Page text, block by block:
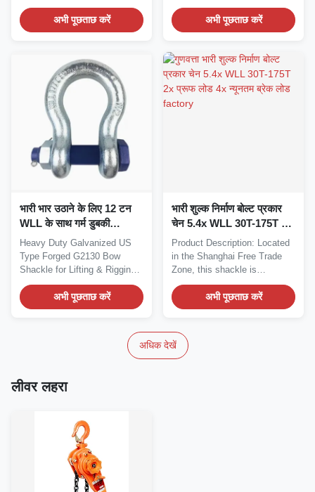
Shackles Product...
अभी पूछताछ करें
Overview...
अभी पूछताछ करें
भारी भार उठाने के लिए 12 टन
WLL के साथ गर्म डुबकी
गैल्वेनाइज्ड यूएस प्रकार G2130
धनुष चेन
Heavy Duty Galvanized US
Type Forged G2130 Bow
Shackle for Lifting & Rigging
Applications...
अभी पूछताछ करें
भारी शुल्क निर्माण बोल्ट प्रकार
चेन 5.4x WLL 30T-175T 2x
प्रूफ लोड 4x न्यूनतम ब्रेक लोड
Product Description: Located
in the Shanghai Free Trade
Zone, this shackle is
manufactured to the...
अभी पूछताछ करें
अधिक देखें
लीवर लहरा